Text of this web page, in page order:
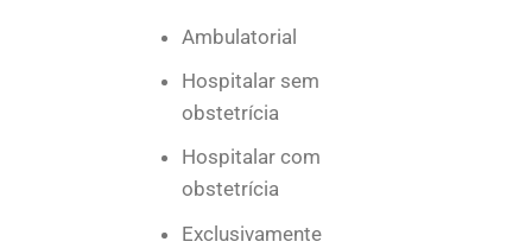
Ambulatorial
Hospitalar sem
obstetrícia
Hospitalar com
obstetrícia
Exclusivamente